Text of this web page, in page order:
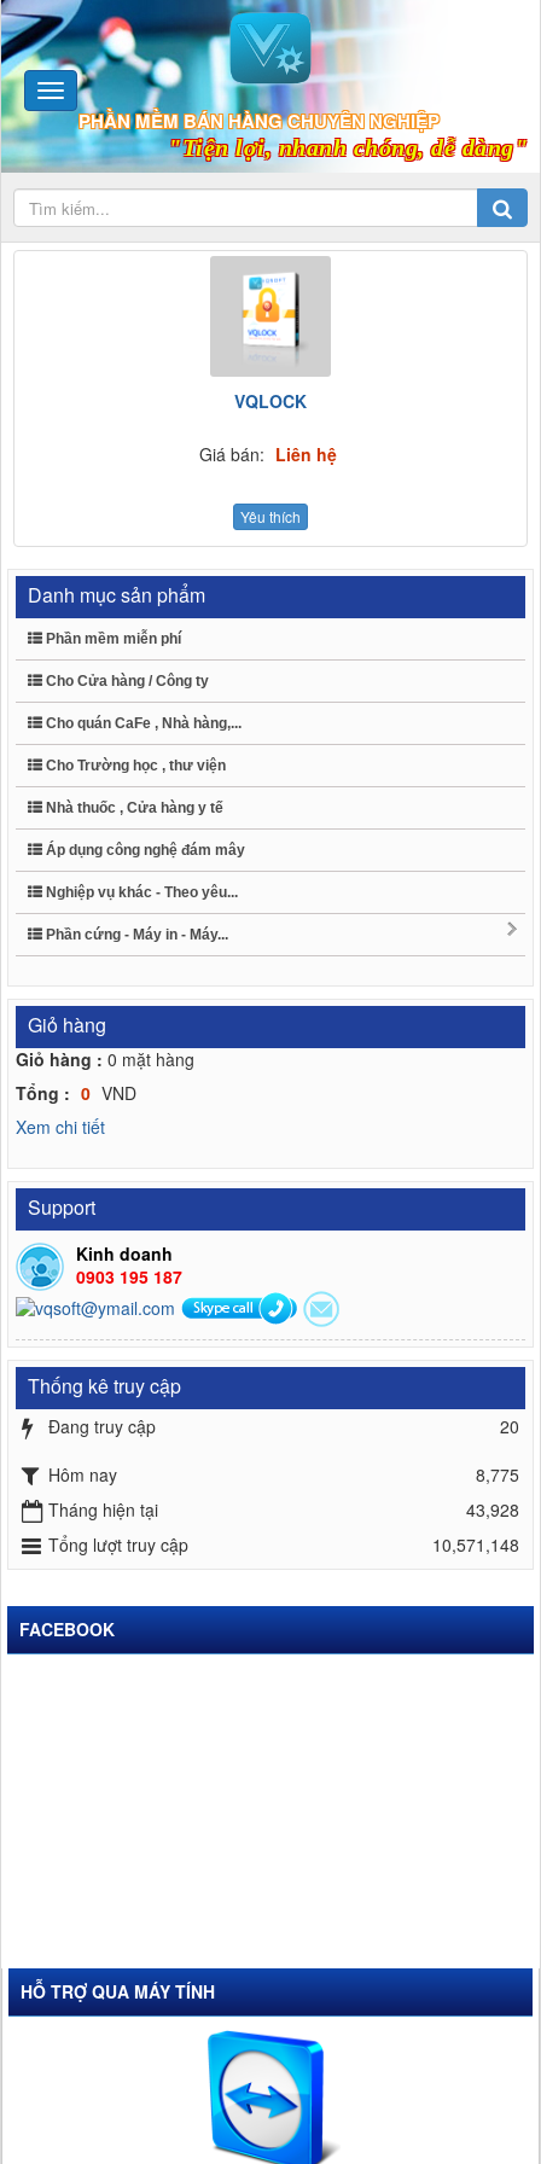
PHẦN MỀM BÁN HÀNG CHUYÊN NGHIỆP
"Tiện lợi, nhanh chóng, dễ dàng"
VQLOCK
Giá bán: Liên hệ
Yêu thích
Danh mục sản phẩm
Phần mềm miễn phí
Cho Cửa hàng / Công ty
Cho quán CaFe , Nhà hàng,...
Cho Trường học , thư viện
Nhà thuốc , Cửa hàng y tế
Áp dụng công nghệ đám mây
Nghiệp vụ khác - Theo yêu...
Phần cứng - Máy in - Máy...
Giỏ hàng
Giỏ hàng : 0 mặt hàng
Tổng : 0 VND
Xem chi tiết
Support
Kinh doanh
0903 195 187
Thống kê truy cập
Đang truy cập
20
Hôm nay
8,775
Tháng hiện tại
43,928
Tổng lượt truy cập
10,571,148
FACEBOOK
HỖ TRỢ QUA MÁY TÍNH